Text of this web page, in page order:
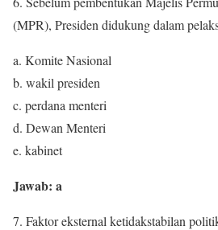
(MPR), Presiden didukung dalam
a. Komite Nasional
b. wakil presiden
c. perdana menteri
d. Dewan Menteri
e. kabinet
Jawab: a
7. Faktor eksternal ketidakstabilan